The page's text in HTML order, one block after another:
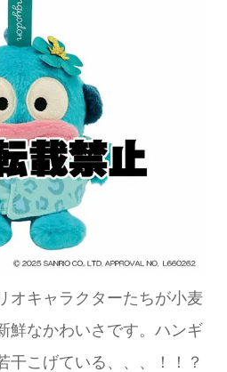
オキャラクターたちが小麦
鮮なかわいさです。ハンギ
干こげている、、、！！？